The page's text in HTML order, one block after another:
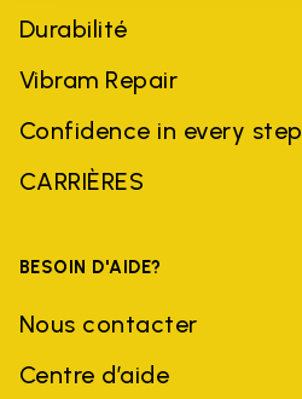
Durabilité
Vibram Repair
Confidence in every step
CARRIÈRES
BESOIN D'AIDE?
Nous contacter
Centre d’aide